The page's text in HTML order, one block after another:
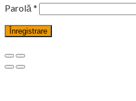
Parolă *
Înregistrare